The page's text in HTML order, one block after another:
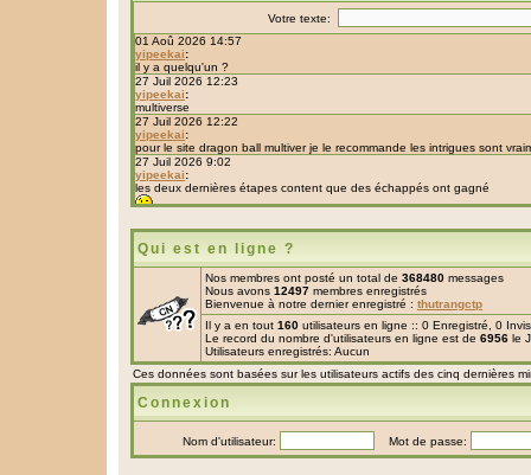
Qui est en ligne ?
Nos membres ont posté un total de 368480 messages
Nous avons 12497 membres enregistrés
Bienvenue à notre dernier enregistré : thutrangctp
Il y a en tout 160 utilisateurs en ligne :: 0 Enregistré, 0
Le record du nombre d'utilisateurs en ligne est de 6956 le
Utilisateurs enregistrés: Aucun
Ces données sont basées sur les utilisateurs actifs des cinq dernières
Connexion
Nom d'utilisateur: Mot de passe: